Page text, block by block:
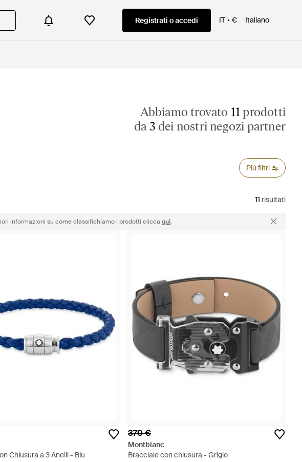
Registrati o accedi IT € Italiano
Abbiamo trovato 11prodotti
da 3 dei nostri negozi partner
Più filtri
11 risultati
informazioni su come classifichiamo i prodotti clicca qui.
Chiusura a 3 Anelli - Blu
370 €
Montblanc
Bracciale con chiusura - Grigio